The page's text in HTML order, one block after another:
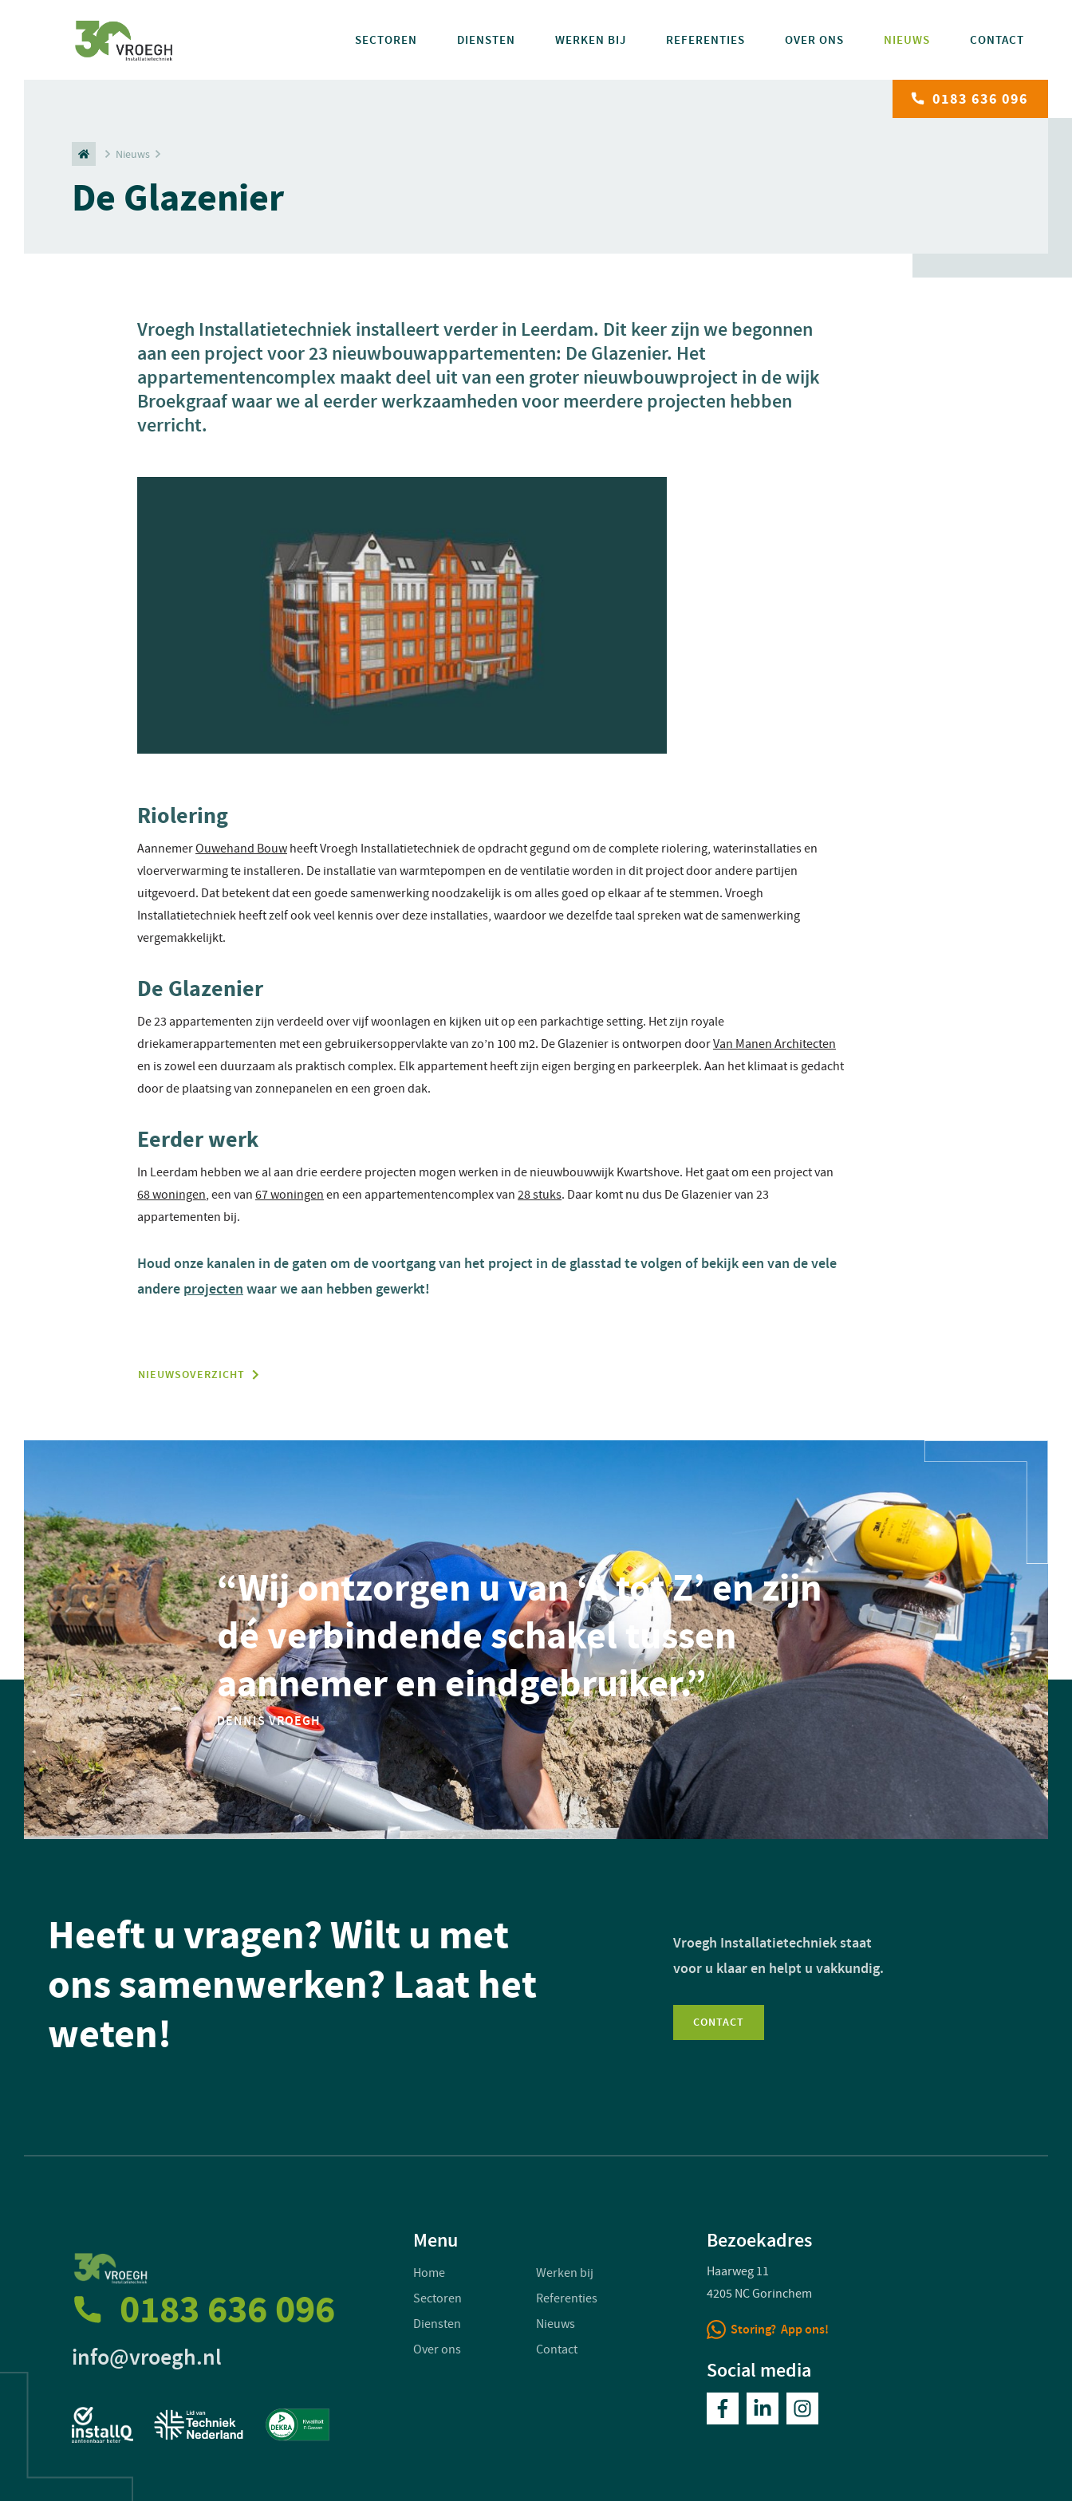
SECTOREN DIENSTEN WERKEN BIJ REFERENTIES OVER ONS NIEUWS CONTACT
0183 636 096
Nieuws
De Glazenier
Vroegh Installatietechniek installeert verder in Leerdam. Dit keer zijn we begonnen
aan een project voor 23 nieuwbouwappartementen: De Glazenier. Het
appartementencomplex maakt deel uit van een groter nieuwbouwproject in de wijk
Broekgraaf waar we al eerder werkzaamheden voor meerdere projecten hebben
verricht.
Riolering
AannemerOuwehand Bouw heeft Vroegh Installatietechniek de opdracht gegund om de complete riolering, waterinstallaties en
vloerverwarming te installeren. De installatie van warmtepompen en de ventilatie worden in dit project door andere partijen
uitgevoerd. Dat betekent dat een goede samenwerking noodzakelijk is om alles goed op elkaar af te stemmen. Vroegh
Installatietechniek heeft zelf ook veel kennis over deze installaties, waardoor we dezelfde taal spreken wat de samenwerking
vergemakkelijkt.
De Glazenier
De 23 appartementen zijn verdeeld over vijf woonlagen en kijken uit op een parkachtige setting. Het zijn royale
driekamerappartementen met een gebruikersoppervlakte van zo’n 100 m2. De Glazenier is ontworpen doorVan Manen Architecten
en is zowel een duurzaam als praktisch complex. Elk appartement heeft zijn eigen berging en parkeerplek. Aan het klimaat is gedacht
door de plaatsing van zonnepanelen en een groen dak.
Eerder werk
In Leerdam hebben we al aan drie eerdere projecten mogen werken in de nieuwbouwwijk Kwartshove. Het gaat om een project van
68 woningen, een van 67 woningen en een appartementencomplex van 28 stuks. Daar komt nu dus De Glazenier van 23
appartementen bij.
Houd onze kanalen in de gaten om de voortgang van het project in de glasstad te volgen of bekijk een van de vele
andere projecten waar we aan hebben gewerkt!
NIEUWSOVERZICHT
“Wij ontzorgen u van ‘A tot Z’ en zijn
dé verbindende schakel tussen
aannemer en eindgebruiker.”
DENNIS VROEGH
Heeft u vragen? Wilt u met
ons samenwerken? Laat het
weten!
Vroegh Installatietechniek staat
voor u klaar en helpt u vakkundig.
CONTACT
0183 636 096
info@vroegh.nl
Menu
Home
Sectoren
Diensten
Over ons
Werken bij
Referenties
Nieuws
Contact
Bezoekadres
Haarweg 11
4205 NC Gorinchem
Storing? App ons!
Social media